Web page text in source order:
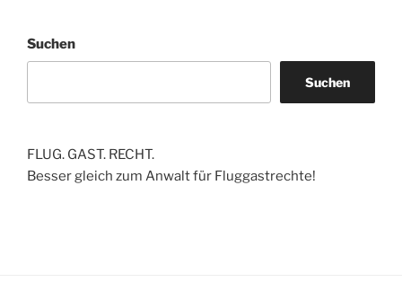
Suchen
Suchen
FLUG. GAST. RECHT.
Besser gleich zum Anwalt für Fluggastrechte!